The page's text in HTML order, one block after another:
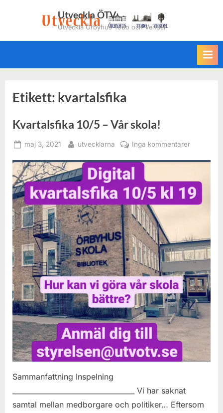
Utveckla ÖTV
Utveckla Örbyhus Tobo och Vendel
Etikett: kvartalsfika
Kvartalsfika 10/5 – Vår skola!
Posted
maj 3, 2021 By
utvecklarna Inga kommentarertill
Vår
skola!
Sammanfattning Inspelning
___________________________________ Vi har saknat
samtal mellan medborgare och politiker… Eftersom